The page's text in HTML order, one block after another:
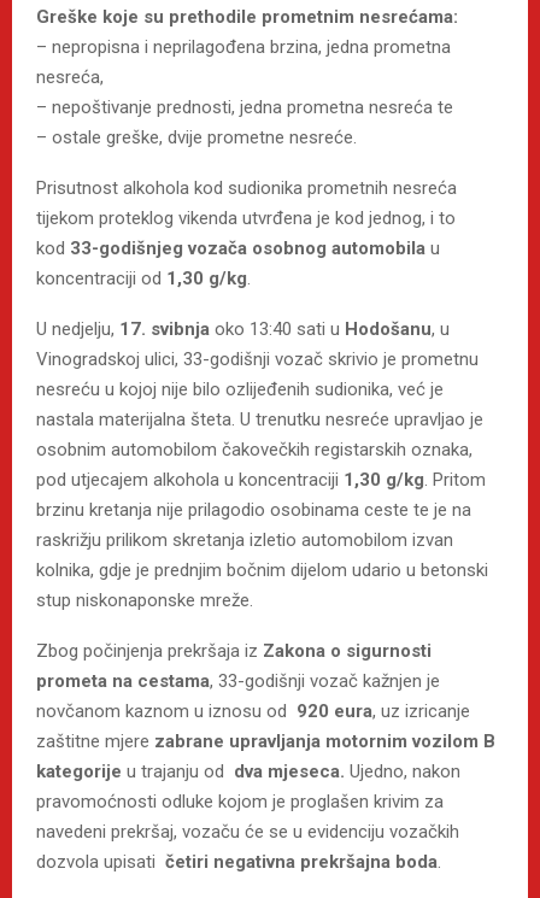
Greške koje su prethodile prometnim nesrećama:
– nepropisna i neprilagođena brzina, jedna prometna
nesreća,
– nepoštivanje prednosti, jedna prometna nesreća te
– ostale greške, dvije prometne nesreće.
Prisutnost alkohola kod sudionika prometnih nesreća
tijekom proteklog vikenda utvrđena je kod jednog, i to
kod 33-godišnjeg vozača osobnog automobila u
koncentraciji od 1,30 g/kg.
U nedjelju, 17. svibnja oko 13:40 sati u Hodošanu, u
Vinogradskoj ulici, 33-godišnji vozač skrivio je prometnu
nesreću u kojoj nije bilo ozlijeđenih sudionika, već je
nastala materijalna šteta. U trenutku nesreće upravljao je
osobnim automobilom čakovečkih registarskih oznaka,
pod utjecajem alkohola u koncentraciji 1,30 g/kg. Pritom
brzinu kretanja nije prilagodio osobinama ceste te je na
raskrižju prilikom skretanja izletio automobilom izvan
kolnika, gdje je prednjim bočnim dijelom udario u betonski
stup niskonaponske mreže.
Zbog počinjenja prekršaja iz Zakona o sigurnosti
prometa na cestama, 33-godišnji vozač kažnjen je
novčanom kaznom u iznosu od 920 eura, uz izricanje
zaštitne mjere zabrane upravljanja motornim vozilom B
kategorije u trajanju od dva mjeseca. Ujedno, nakon
pravomoćnosti odluke kojom je proglašen krivim za
navedeni prekršaj, vozaču će se u evidenciju vozačkih
dozvola upisati četiri negativna prekršajna boda.